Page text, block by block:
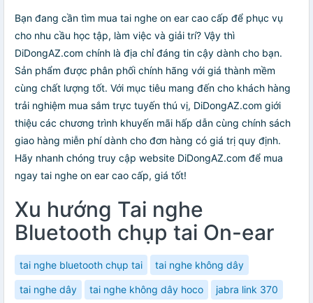
Bạn đang cần tìm mua tai nghe on ear cao cấp để phục vụ
cho nhu cầu học tập, làm việc và giải trí? Vậy thì
DiDongAZ.com chính là địa chỉ đáng tin cậy dành cho bạn.
Sản phẩm được phân phối chính hãng với giá thành mềm
cùng chất lượng tốt. Với mục tiêu mang đến cho khách hàng
trải nghiệm mua sắm trực tuyến thú vị, DiDongAZ.com giới
thiệu các chương trình khuyến mãi hấp dẫn cùng chính sách
giao hàng miễn phí dành cho đơn hàng có giá trị quy định.
Hãy nhanh chóng truy cập website DiDongAZ.com để mua
ngay tai nghe on ear cao cấp, giá tốt!
Xu hướng Tai nghe
Bluetooth chụp tai On-ear
tai nghe bluetooth chụp tai tai nghe không dây
tai nghe dây tai nghe không dây hoco jabra link 370